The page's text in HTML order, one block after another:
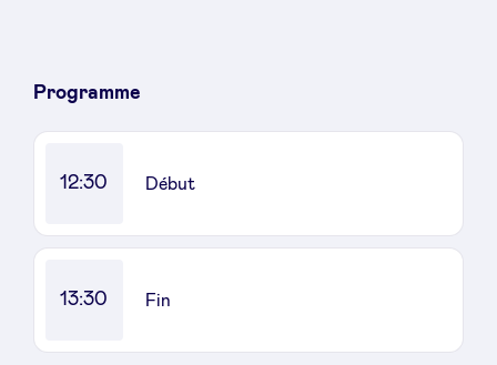
Programme
12:30 Début
13:30 Fin